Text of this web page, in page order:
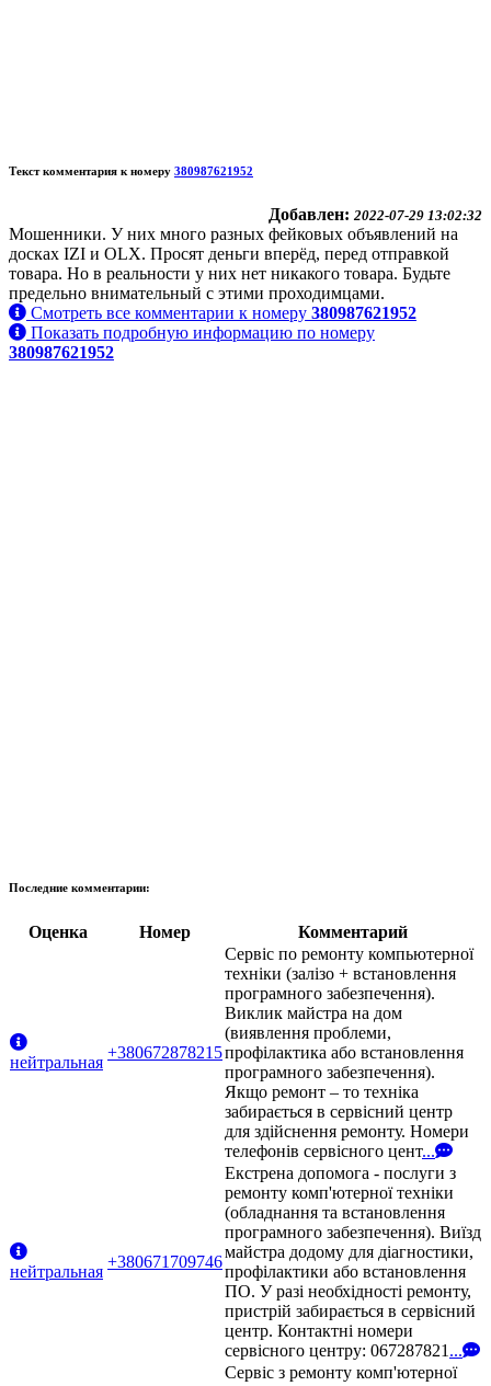
Текст комментария к номеру 380987621952
Добавлен: 2022-07-29 13:02:32
Мошенники. У них много разных фейковых объявлений на
досках IZI и OLX. Просят деньги вперёд, перед отправкой
товара. Но в реальности у них нет никакого товара. Будьте
предельно внимательный с этими проходимцами.
Смотреть все комментарии к номеру 380987621952
Показать подробную информацию по номеру
380987621952
Последние комментарии:
Оценка Номер Комментарий
нейтральная
+380672878215
Сервіс по ремонту компьютерної
техніки (залізо + встановлення
програмного забезпечення).
Виклик майстра на дом
(виявлення проблеми,
профілактика або встановлення
програмного забезпечення).
Якщо ремонт – то техніка
забирається в сервісний центр
для здійснення ремонту. Номери
телефонів сервісного цент...
нейтральная
+380671709746
Екстрена допомога - послуги з
ремонту комп'ютерної техніки
(обладнання та встановлення
програмного забезпечення). Виїзд
майстра додому для діагностики,
профілактики або встановлення
ПО. У разі необхідності ремонту,
пристрій забирається в сервісний
центр. Контактні номери
сервісного центру: 067287821 ...
Сервіс з ремонту комп'ютерної